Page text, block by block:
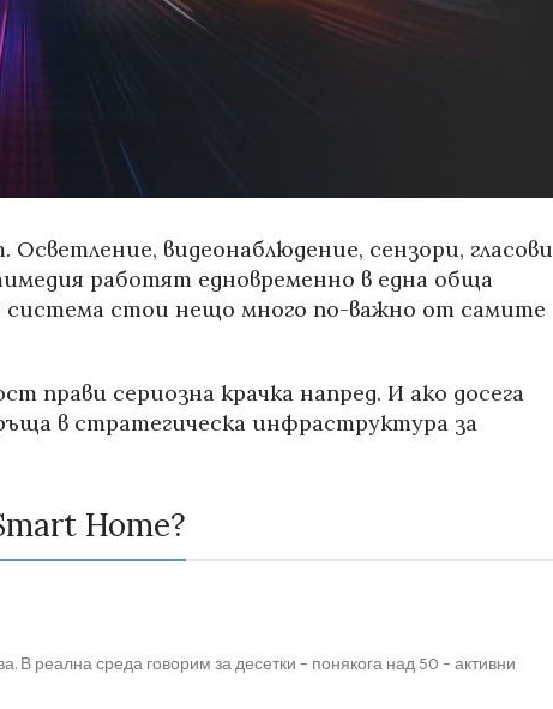
видеонаблюдение, сензори, гласови
работят едновременно в една обща
система стои нещо много по-важно от самите
прави сериозна крачка напред. И ако досега
в стратегическа инфраструктура за
Home?
В реална среда говорим за десетки – понякога над 50 – активни